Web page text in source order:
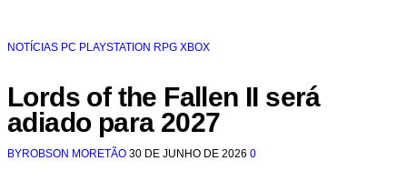
NOTÍCIAS PC PLAYSTATION RPG XBOX
Lords of the Fallen II será
adiado para 2027
BYROBSON MORETÃO 30 DE JUNHO DE 2026 0